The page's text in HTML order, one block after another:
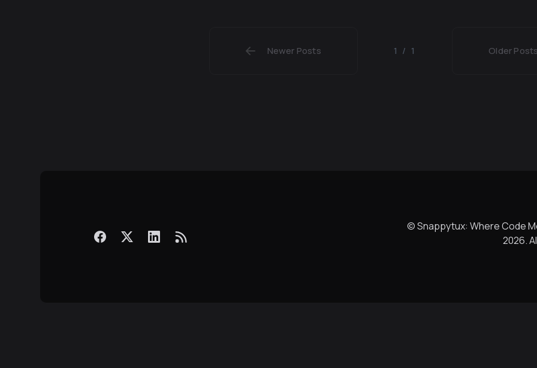
Newer Posts 1 / 1 Older
©Snappytux: Where Code
2026.